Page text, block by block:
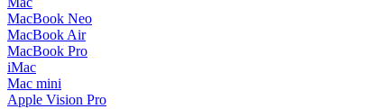
MacBook Neo
MacBook Air
MacBook Pro
iMac
Mac mini
Apple Vision Pro